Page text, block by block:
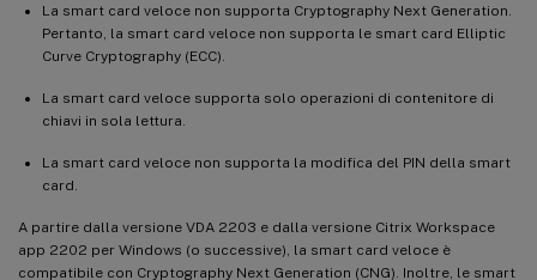
La smart card veloce non supporta Cryptography Next Generation.
Pertanto, la smart card veloce non supporta le smart card Elliptic
Curve Cryptography (ECC).
La smart card veloce supporta solo operazioni di contenitore di
chiavi in sola lettura.
La smart card veloce non supporta la modifica del PIN della smart
card.
A partire dalla versione VDA 2203 e dalla versione Citrix Workspace
app 2202 per Windows (o successive), la smart card veloce è
compatibile con Cryptography Next Generation (CNG). Inoltre, le smart